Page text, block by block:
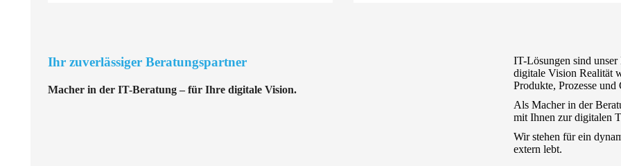
Ihr zuverlässiger Beratungspartner
Macher in der IT-Beratung – für Ihre digitale Vision.
IT-Lösungen sind
digitale Vision Realität
Produkte, Prozesse
Als Macher in der
mit Ihnen zur digitalen
Wir stehen für ein
extern lebt.